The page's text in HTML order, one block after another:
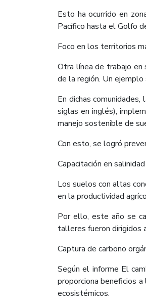
Esto ha ocurrido en
Pacífico hasta el Golfo
Foco en los territorios
Otra línea de trabajo en
de la región. Un
En dichas
siglas en inglés),
manejo sostenible de
Con esto, se logró
Capacitación en
Los suelos con altas
en la productividad
Por ello, este año se
talleres fueron dirigidos
Captura de carbono
Según el informe El
proporciona beneficios
ecosistémicos.